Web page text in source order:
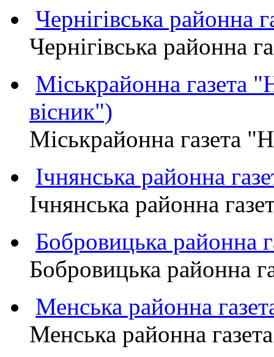
Чернігівська
Чернігівська
Міськрайонна
вісник")
Міськрайонна газета
Ічнянська районна
Ічнянська районна
Бобровицька
Бобровицька
Менська районна
Менська районна